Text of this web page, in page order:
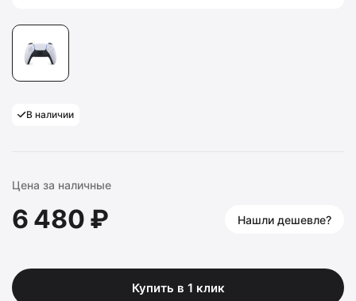
В наличии
Цена за наличные
6 480 ₽ Нашли дешевле?
Купить в 1 клик